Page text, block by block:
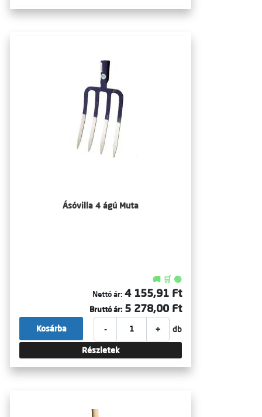
Ásóvilla 4 ágú Muta
🚚 🛒 🟢
Nettó ár: 4 155,91 Ft
Bruttó ár: 5 278,00 Ft
- + db
Kosárba
Részletek